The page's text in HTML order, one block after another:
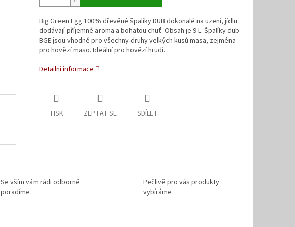
Big Green Egg 100% dřevěné špalíky DUB dokonalé na uzení, jídlu
dodávají příjemné aroma a bohatou chuť. Obsah je 9 L. Špalíky dub
BGE jsou vhodné pro všechny druhy velkých kusů masa, zejména
pro hovězí maso. Ideální pro hovězí hrudí.
Detailní informace
TISK ZEPTAT SE SDÍLET
Se vším vám rádi odborně
poradíme
Pečlivě pro vás produkty
vybíráme